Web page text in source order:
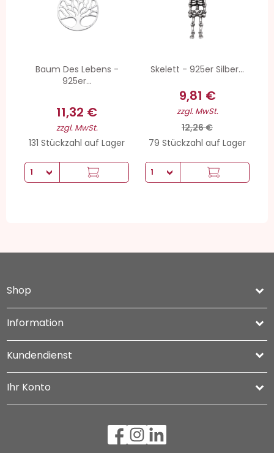
Baum Des Lebens -
925er...
11,32 €
zzgl. MwSt.
131 Stückzahl auf Lager
Skelett - 925er Silber...
9,81 €
zzgl. MwSt.
12,26 €
79 Stückzahl auf Lager
Shop keyboard_arrow_down
Information 
Kundendienst 
Ihr Konto 